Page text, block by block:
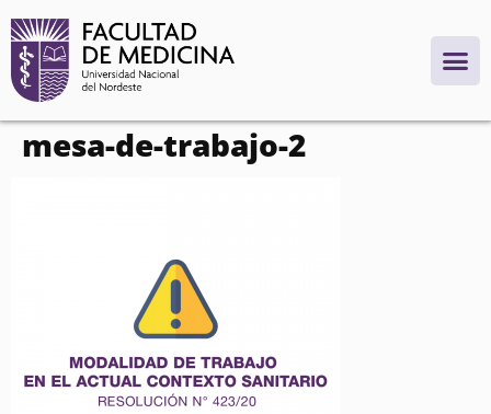
contenido
mesa-de-trabajo-2